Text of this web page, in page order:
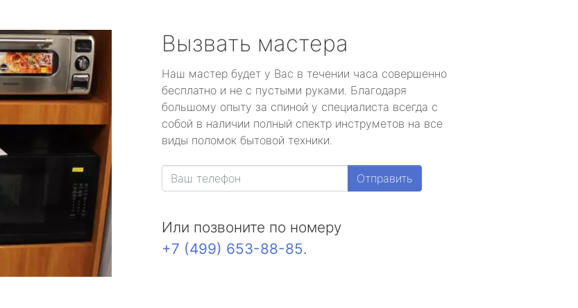
Вызвать мастера
Наш мастер будет у Вас в течении часа совершенно
бесплатно и не с пустыми руками. Благодаря
большому опыту за спиной у специалиста всегда с
собой в наличии полный спектр инструметов на все
виды поломок бытовой техники.
Отправить
Или позвоните по номеру
+7 (499) 653-88-85.